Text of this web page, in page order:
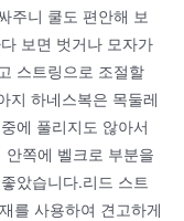
주니 쿨도 편안해 보
보면 벗거나 모자가
스트링으로 조절할
지 하네스복은 목둘레
에 풀리지도 않아서
안쪽에 벨크로 부분을
았습니다.리드 스트
를 사용하여 견고하게